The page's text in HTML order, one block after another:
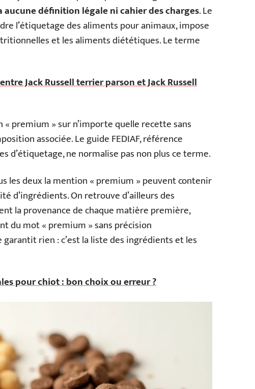
aucune définition légale ni cahier des charges. Le
l’étiquetage des aliments pour animaux, impose
et les aliments diététiques. Le terme
Jack Russell terrier parson et Jack Russell
premium » sur n’importe quelle recette sans
associée. Le guide FEDIAF, référence
d’étiquetage, ne normalise pas non plus ce terme.
les deux la mention « premium » peuvent contenir
d’ingrédients. On retrouve d’ailleurs des
la provenance de chaque matière première,
du mot « premium » sans précision
rien : c’est la liste des ingrédients et les
pour chiot : bon choix ou erreur ?